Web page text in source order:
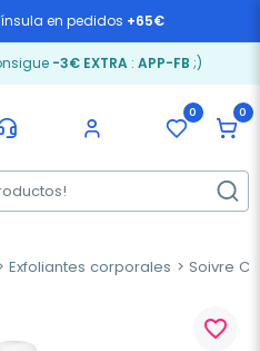
en pedidos +65€
-3€ EXTRA: APP-FB ;)
0 0
Exfoliantes corporales Soivre
favorite_border